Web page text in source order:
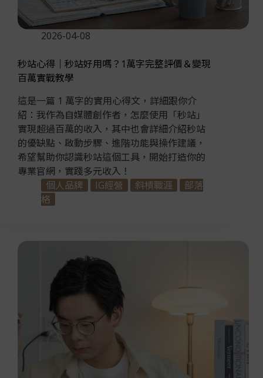
2026-04-08
秒站心得｜秒站好用嗎？1萬字完整評價＆變現
百萬實戰教學
這是一篇 1 萬字的實用心得文，詳細跟你介
紹：我作為自媒體創作者，怎麼使用「秒站」
實現超過百萬的收入，其中也會詳細介紹秒站
的優缺點、啟動步驟、進階功能與操作建議，
希望幫助你認識秒站這個工具，開始打造你的
專業官網，實踐多元收入！
個人品牌
IG經營 斜槓職涯
部落
格